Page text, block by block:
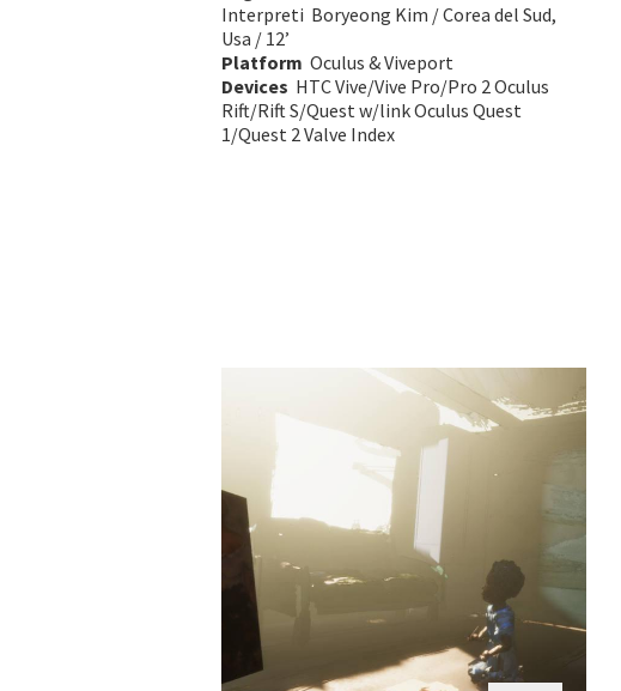
Interpreti Boryeong Kim / Corea del Sud,
Usa / 12’
Platform Oculus & Viveport
Devices HTC Vive/Vive Pro/Pro 2 Oculus
Rift/Rift S/Quest w/link Oculus Quest
1/Quest 2 Valve Index